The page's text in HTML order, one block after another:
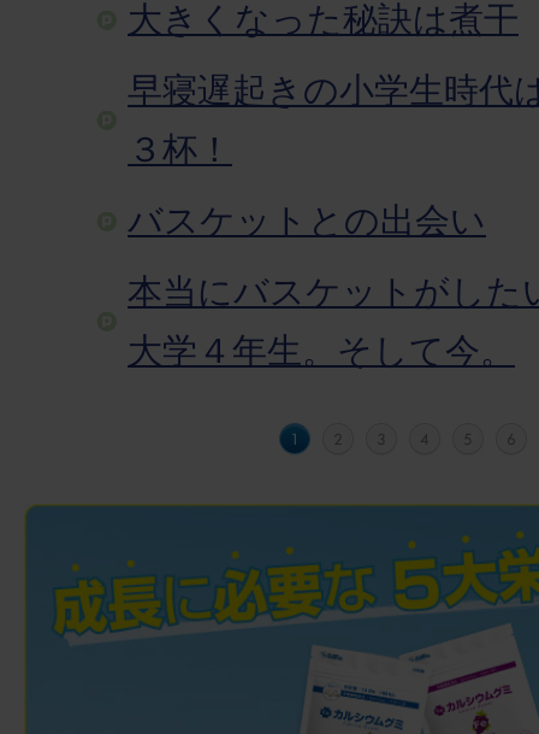
大きくなった秘訣は煮干
早寝遅起きの小学生時代
３杯！
バスケットとの出会い
本当にバスケットがした
大学４年生。そして今。